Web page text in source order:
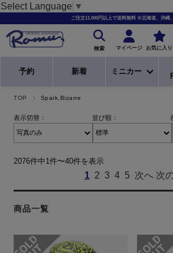
Select Language ▼
ご注文11,000円以上で送料無料 ※北海道、沖縄
検索 マイページ お気に入り
予約 新着 ミニカー
TOP Spark,Bizarre
表示切替： 並び順：
2076件中1件〜40件を表示
1 2 3 4 5 次へ 次
商品一覧